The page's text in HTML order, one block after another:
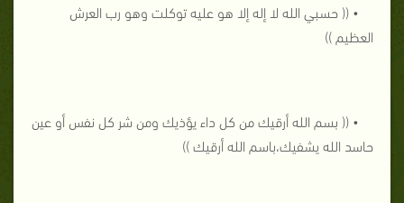
• (( حسبي الله لا إله إلا هو عليه توكلت وهو رب العرش
العظيم ))
• (( بسم الله أرقيك من كل داء يؤذيك ومن شر كل نفس أو عين
حاسد الله يشفيك،باسم الله أرقيك ))